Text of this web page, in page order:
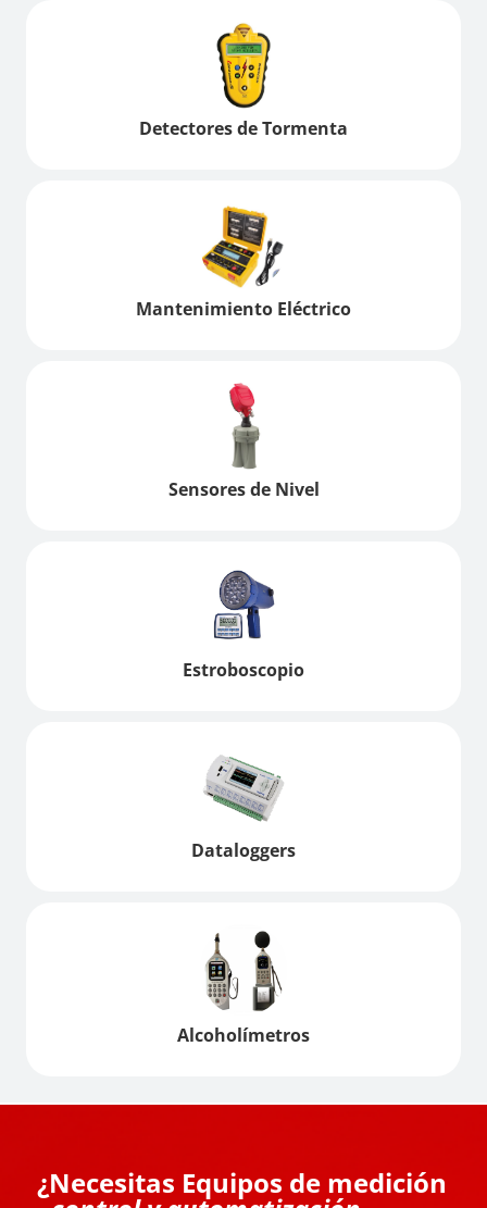
Detectores de Tormenta
Mantenimiento Eléctrico
Sensores de Nivel
Estroboscopio
Dataloggers
Alcoholímetros
¿Necesitas Equipos de medición